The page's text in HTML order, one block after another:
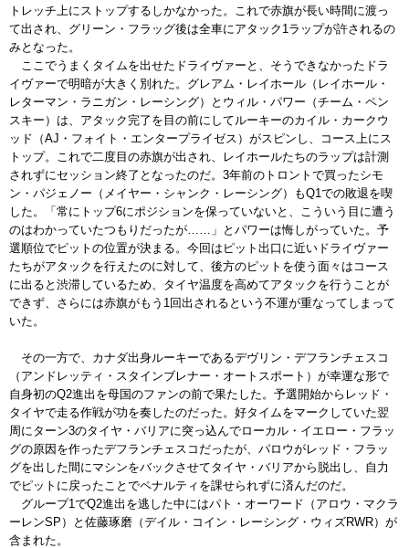
トレッチ上にストップするしかなかった。これで赤旗が長い時間に渡っ
て出され、グリーン・フラッグ後は全車にアタック 1 ラップが許されるの
みとなった。
ここでうまくタイムを出せたドライヴァーと、そうできなかったドラ
イヴァーで明暗が大きく別れた。グレアム・レイホール（ レイホール・
レターマン・ラニガン・レーシング）とウィル・ パワー（チーム・ペン
スキー）は、アタック完了を目の前にしてルーキーのカイル・カークウ
ッド（AJ ・フォイト・ エンタープライゼス）がスピンし、コース上にス
トップ。
これで二度目の赤旗が出され、レイホールたちのラップは計測
されずにセッション終了となったのだ。 3年前のトロントで買ったシモ
ン・パジェノー（メイヤー・シャンク・レーシング）もQ1 での敗退を喫
した。「常にトップ6にポジションを保っていないと、こういう目に遭う
のはわかっていたつも りだったが 」とパワーは悔しがっていた。 予
選順位でピットの位置が決まる。今回はピット出口に近いドライ ヴァー
たちがアタックを行えたのに対して、後方のピットを使う面 々はコース
に出ると渋滞しているため、タイヤ温度を高めてアタッ クを行うことが
できず、さらには赤旗がもう 1 回出されるという不運が重なってしまって
いた。
その一方で、カナダ出身ルーキーであるデヴリン・デフランチェス コ
（アンドレッティ・スタインブレナー・オートスポート）が幸運な形で
自身初のQ2進出を母国のファンの前で果たした。予選開始からレッド・
タイヤで走る作戦が功を奏したのだった。好タイムをマークしていた翌
周にターン3のタイヤ・バリアに突っ込んでローカル・イエロー・フラッ
グの原因を作ったデフランチェスコだったが、パロウがレッド・フラッ
グを出した間にマシンをバックさせてタイヤ・バリアから脱出し、自力
でピットに戻ったことでペナルテ ィを課せられずに済んだのだ。
グループ1 でQ2進出を逃した中にはパト・オーワード（アロウ・ マクラ
ーレンSP ）と佐藤琢磨（デイル・コイン・レーシング・ウ ィズRWR）が
含まれた。